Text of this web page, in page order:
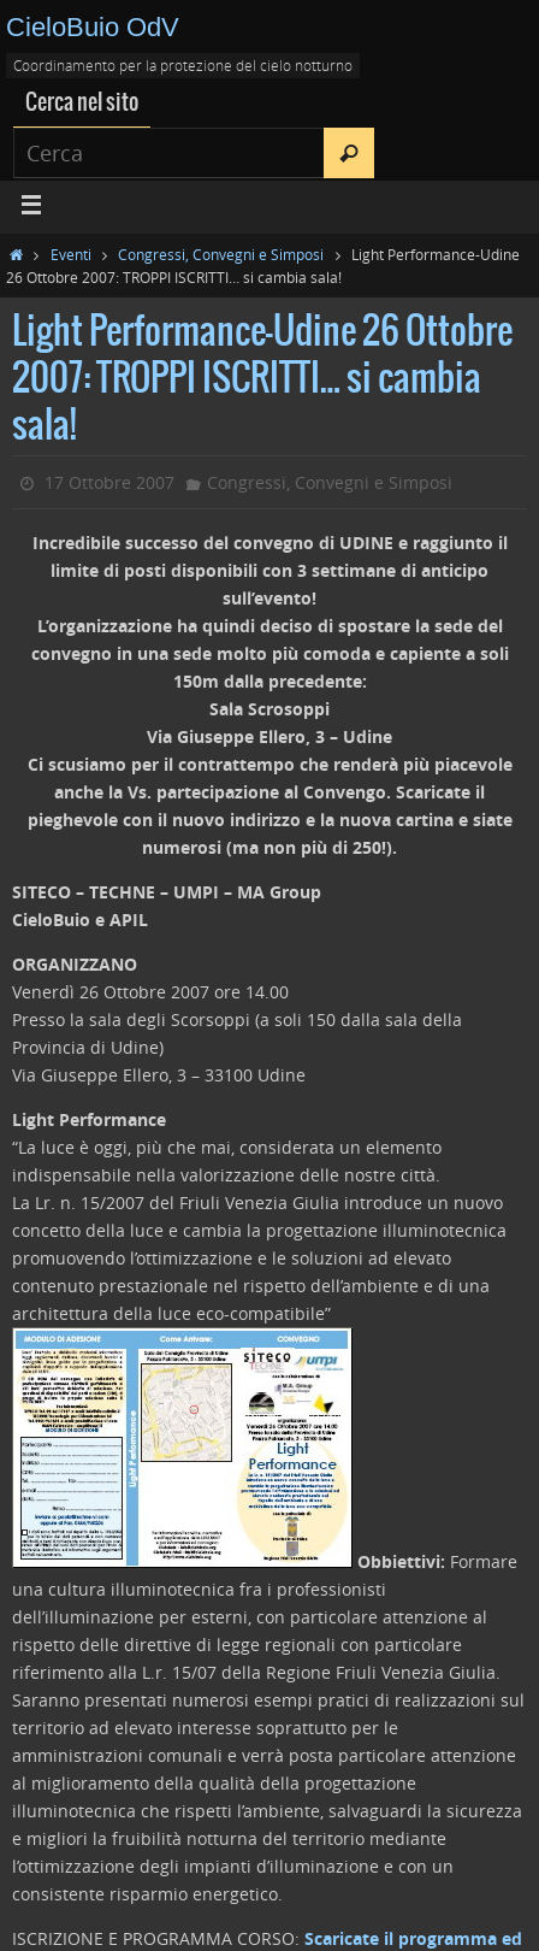
CieloBuio OdV
Coordinamento per la protezione del cielo notturno
Cerca nel sito
Eventi Congressi, Convegni e Simposi
Light Performance-Udine
26 Ottobre 2007: TROPPI ISCRITTI… si cambia sala!
Light Performance-Udine 26 Ottobre
2007: TROPPI ISCRITTI… si cambia
sala!
17 Ottobre 2007 Congressi, Convegni e Simposi
Incredibile successo del convegno di UDINE e raggiunto il
limite di posti disponibili con 3 settimane di anticipo
sull’evento!
L’organizzazione ha quindi deciso di spostare la sede del
convegno in una sede molto più comoda e capiente a soli
150m dalla precedente:
Sala Scrosoppi
Via Giuseppe Ellero, 3 – Udine
Ci scusiamo per il contrattempo che renderà più piacevole
anche la Vs. partecipazione al Convengo. Scaricate il
pieghevole con il nuovo indirizzo e la nuova cartina e siate
numerosi (ma non più di 250!).
SITECO – TECHNE – UMPI – MA Group
CieloBuio e APIL
ORGANIZZANO
Venerdì 26 Ottobre 2007 ore 14.00
Presso la sala degli Scorsoppi (a soli 150 dalla sala della
Provincia di Udine)
Via Giuseppe Ellero, 3 – 33100 Udine
Light Performance
“La luce è oggi, più che mai, considerata un elemento
indispensabile nella valorizzazione delle nostre città.
La Lr. n. 15/2007 del Friuli Venezia Giulia introduce un nuovo
concetto della luce e cambia la progettazione illuminotecnica
promuovendo l’ottimizzazione e le soluzioni ad elevato
contenuto prestazionale nel rispetto dell’ambiente e di una
architettura della luce eco-compatibile”
Obbiettivi: Formare
una cultura illuminotecnica fra i professionisti
dell’illuminazione per esterni, con particolare attenzione al
rispetto delle direttive di legge regionali con particolare
riferimento alla L.r. 15/07 della Regione Friuli Venezia Giulia.
Saranno presentati numerosi esempi pratici di realizzazioni sul
territorio ad elevato interesse soprattutto per le
amministrazioni comunali e verrà posta particolare attenzione
al miglioramento della qualità della progettazione
illuminotecnica che rispetti l’ambiente, salvaguardi la sicurezza
e migliori la fruibilità notturna del territorio mediante
l’ottimizzazione degli impianti d’illuminazione e con un
consistente risparmio energetico.
ISCRIZIONE E PROGRAMMA CORSO: Scaricate il programma ed